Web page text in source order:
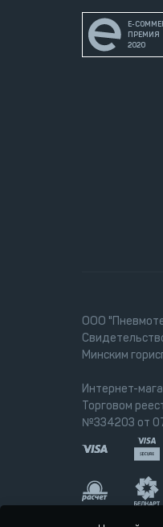
E-
ПРЕМИЯ
2020
ООО
Минским
Интернет-
Торговом
№334203 от